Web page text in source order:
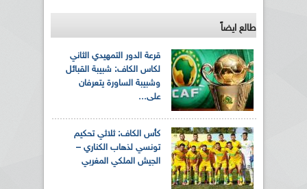
طالع ايضاً
قرعة الدور التمهيدي الثاني
لكاس الكاف: شبيبة القبائل
وشبيبة الساورة يتعرفان
على...
كأس الكاف: ثلاثي تحكيم
تونسي لذهاب الكناري –
الجيش الملكي المغربي